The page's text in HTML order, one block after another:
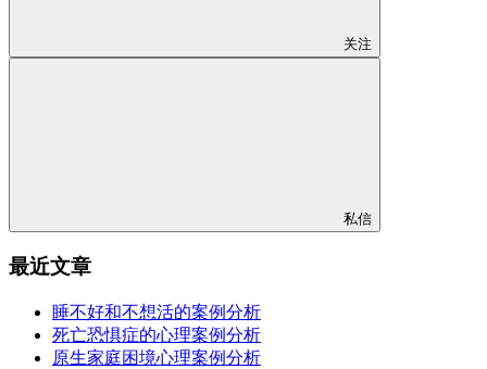
关注
私信
最近文章
睡不好和不想活的案例分析
死亡恐惧症的心理案例分析
原生家庭困境心理案例分析